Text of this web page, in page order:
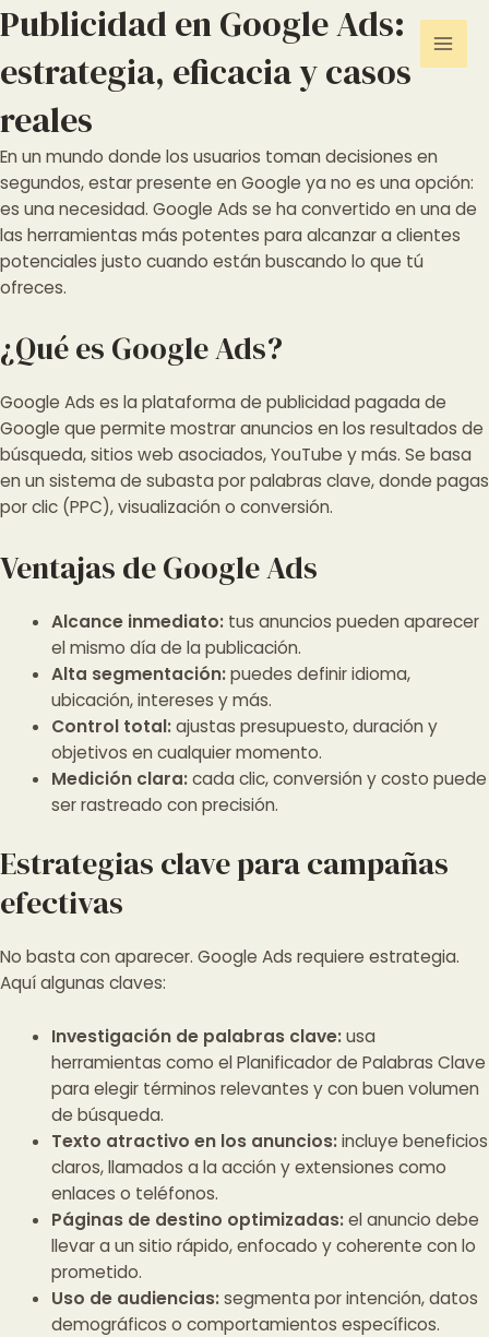
Skip
to
content
Publicidad en Google Ads:
estrategia, eficacia y casos
reales
En un mundo donde los usuarios toman decisiones en
segundos, estar presente en Google ya no es una opción:
es una necesidad. Google Ads se ha convertido en una de
las herramientas más potentes para alcanzar a clientes
potenciales justo cuando están buscando lo que tú
ofreces.
¿Qué es Google Ads?
Google Ads es la plataforma de publicidad pagada de
Google que permite mostrar anuncios en los resultados de
búsqueda, sitios web asociados, YouTube y más. Se basa
en un sistema de subasta por palabras clave, donde pagas
por clic (PPC), visualización o conversión.
Ventajas de Google Ads
Alcance inmediato:tus anuncios pueden aparecer
el mismo día de la publicación.
Alta segmentación:puedes definir idioma,
ubicación, intereses y más.
Control total:ajustas presupuesto, duración y
objetivos en cualquier momento.
Medición clara:cada clic, conversión y costo puede
ser rastreado con precisión.
Estrategias clave para campañas
efectivas
No basta con aparecer. Google Ads requiere estrategia.
Aquí algunas claves:
Investigación de palabras clave:usa
herramientas como el Planificador de Palabras Clave
para elegir términos relevantes y con buen volumen
de búsqueda.
Texto atractivo en los anuncios:incluye beneficios
claros, llamados a la acción y extensiones como
enlaces o teléfonos.
Páginas de destino optimizadas:el anuncio debe
llevar a un sitio rápido, enfocado y coherente con lo
prometido.
Uso de audiencias:segmenta por intención, datos
demográficos o comportamientos específicos.